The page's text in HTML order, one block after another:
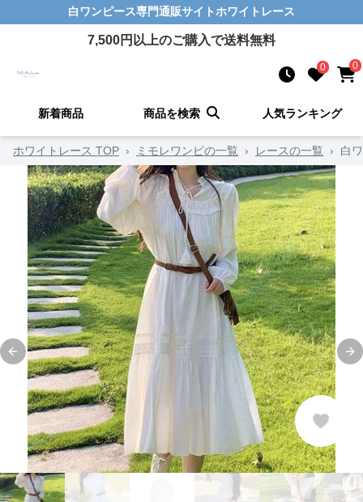
白ワンピース専門通販サイトホワイトレース
7,500円以上のご購入で送料無料
0 0
新着商品 商品を検索 人気ランキング
ホワイトレース TOP › ミモレワンピの一覧 › レースの一覧 › 白
Previous slide